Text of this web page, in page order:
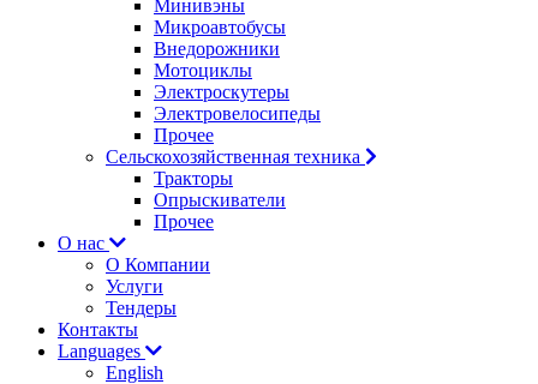
Минивэны
Микроавтобусы
Внедорожники
Мотоциклы
Электроскутеры
Электровелосипеды
Прочее
Сельскохозяйственная техника
Тракторы
Опрыскиватели
Прочее
О нас
О Компании
Услуги
Тендеры
Контакты
Languages
English